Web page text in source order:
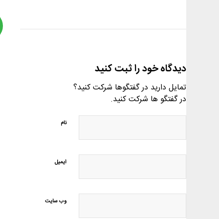
دیدگاه خود را ثبت کنید
تمایل دارید در گفتگوها شرکت کنید؟
در گفتگو ها شرکت کنید.
نام
ایمیل
وب‌ سایت